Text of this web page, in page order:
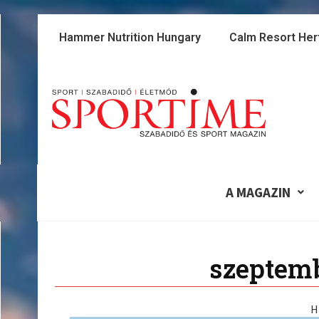
Skip
Hammer Nutrition Hungary Calm Resort
A MAGAZIN